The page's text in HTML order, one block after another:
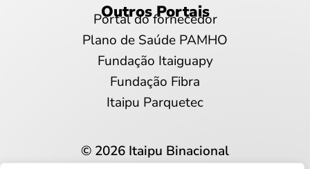
Outros Portais
Portal do fornecedor
Plano de Saúde PAMHO
Fundação Itaiguapy
Fundação Fibra
Itaipu Parquetec
© 2026 Itaipu Binacional